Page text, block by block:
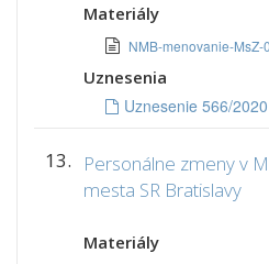
Materiály
NMB-menovanie-MsZ-
Uznesenia
Uznesenie 566/2020
13.
Personálne zmeny v
mesta SR Bratislavy
Materiály